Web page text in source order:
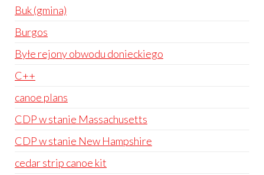
Buk (gmina)
Burgos
Byłe rejony obwodu donieckiego
C++
canoe plans
CDP w stanie Massachusetts
CDP w stanie New Hampshire
cedar strip canoe kit